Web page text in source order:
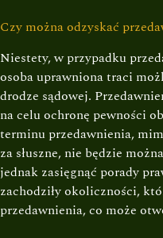
Czy można odzyskać
Niestety, w przypadku
osoba uprawniona traci
drodze sądowej.
na celu ochronę pewności
terminu przedawnienia,
za słuszne, nie będzie
jednak zasięgnąć porady
zachodziły okoliczności,
przedawnienia, co może